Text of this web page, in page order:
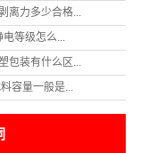
离力多少合格...
等级怎么...
包装有什么区...
容量一般是...